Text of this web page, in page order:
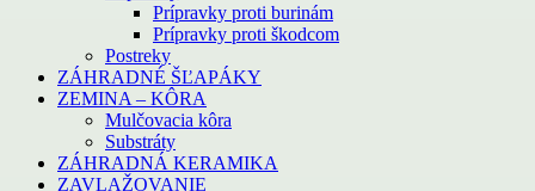
Prípravky proti burinám
Prípravky proti škodcom
Postreky
ZÁHRADNÉ ŠĽAPÁKY
ZEMINA – KÔRA
Mulčovacia kôra
Substráty
ZÁHRADNÁ KERAMIKA
ZAVLAŽOVANIE